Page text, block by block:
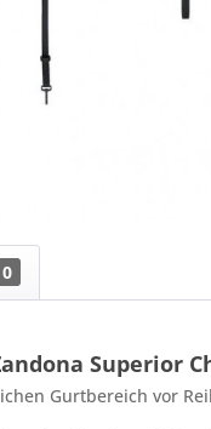
0
Superior
Gurtbereich vor